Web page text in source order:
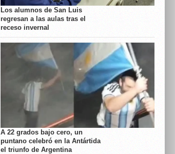
Los alumnos de San Luis
regresan a las aulas tras el
receso invernal
A 22 grados bajo cero, un
puntano celebró en la Antártida
el triunfo de Argentina